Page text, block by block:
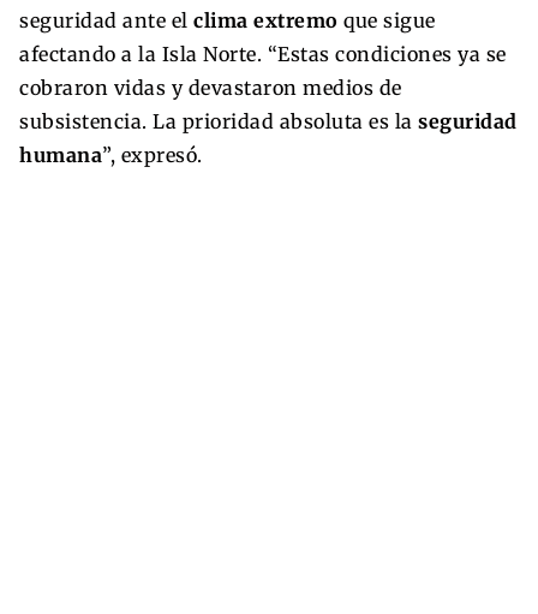
seguridad ante el clima extremo que sigue
afectando a la Isla Norte. “Estas condiciones ya se
cobraron vidas y devastaron medios de
subsistencia. La prioridad absoluta es la seguridad
humana”, expresó.